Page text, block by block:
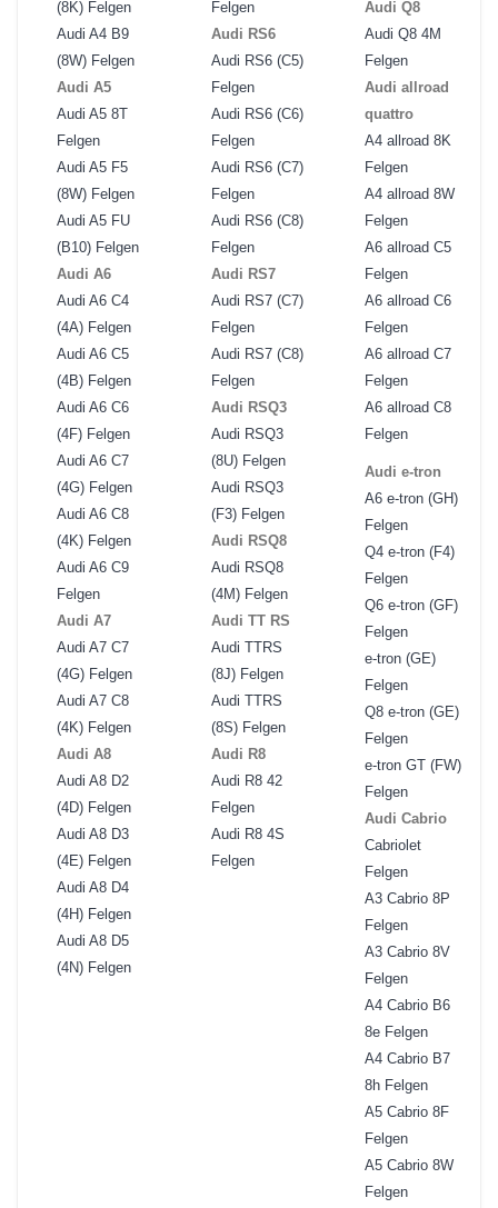
(8K) Felgen
Audi A4 B9
(8W) Felgen
Audi A5
Audi A5 8T
Felgen
Audi A5 F5
(8W) Felgen
Audi A5 FU
(B10) Felgen
Audi A6
Audi A6 C4
(4A) Felgen
Audi A6 C5
(4B) Felgen
Audi A6 C6
(4F) Felgen
Audi A6 C7
(4G) Felgen
Audi A6 C8
(4K) Felgen
Audi A6 C9
Felgen
Audi A7
Audi A7 C7
(4G) Felgen
Audi A7 C8
(4K) Felgen
Audi A8
Audi A8 D2
(4D) Felgen
Audi A8 D3
(4E) Felgen
Audi A8 D4
(4H) Felgen
Audi A8 D5
(4N) Felgen
Felgen
Audi RS6
Audi RS6 (C5)
Felgen
Audi RS6 (C6)
Felgen
Audi RS6 (C7)
Felgen
Audi RS6 (C8)
Felgen
Audi RS7
Audi RS7 (C7)
Felgen
Audi RS7 (C8)
Felgen
Audi RSQ3
Audi RSQ3
(8U) Felgen
Audi RSQ3
(F3) Felgen
Audi RSQ8
Audi RSQ8
(4M) Felgen
Audi TT RS
Audi TTRS
(8J) Felgen
Audi TTRS
(8S) Felgen
Audi R8
Audi R8 42
Felgen
Audi R8 4S
Felgen
Audi Q8
Audi Q8 4M
Felgen
Audi allroad
quattro
A4 allroad 8K
Felgen
A4 allroad 8W
Felgen
A6 allroad C5
Felgen
A6 allroad C6
Felgen
A6 allroad C7
Felgen
A6 allroad C8
Felgen
Audi e-tron
A6 e-tron (GH)
Felgen
Q4 e-tron (F4)
Felgen
Q6 e-tron (GF)
Felgen
e-tron (GE)
Felgen
Q8 e-tron (GE)
Felgen
e-tron GT (FW)
Felgen
Audi Cabrio
Cabriolet
Felgen
A3 Cabrio 8P
Felgen
A3 Cabrio 8V
Felgen
A4 Cabrio B6
8e Felgen
A4 Cabrio B7
8h Felgen
A5 Cabrio 8F
Felgen
A5 Cabrio 8W
Felgen